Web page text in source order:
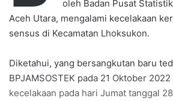
oleh Badan Pusat
Aceh Utara, mengalami kecelakaan
sensus di Kecamatan Lhoksukon.
Diketahui, yang bersangkutan baru
BPJAMSOSTEK pada 21 Oktober
kecelakaan pada hari Jumat tanggal